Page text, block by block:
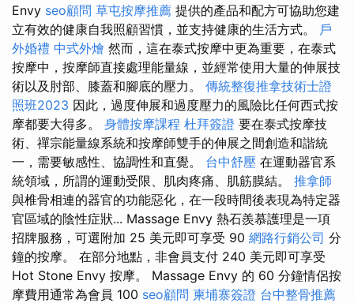
Envy seo顧問 草屯按摩推薦 提供的產品和配方可協助您建
立有效的健康自我照顧習慣，並支持健康的生活方式。 戶
外婚禮 中式外燴 然而，這在泰式按摩中更為重要，在泰式
按摩中，按摩師直接處理能量線，並經常使用大量的伸展技
術以及肘部、膝蓋和腳底的壓力。 傳統整復推拿技術士證
照班2023 因此，過度伸展和過度壓力的風險比任何西式按
摩都要大得多。 身體按摩課程 杜拜簽證 要在泰式按摩技
術、禪宗能量線系統和按摩師雙手的伸展之間創造和諧統
一，需要敏感性、協調性和直覺。 台中舒壓 在運動器官系
統領域，所謂的運動受限、肌肉疼痛、肌筋膜結。 推拿師
與椎骨相連的器官的功能惡化，在一段時間後表現為特定器
官區域的陰性症狀... Massage Envy 熱石羨慕護理是一項
招牌服務，可選附加 25 美元即可享受 90 網路行銷公司 分
鐘的按摩。 在部分地點，非會員支付 240 美元即可享受
Hot Stone Envy 按摩。 Massage Envy 的 60 分鐘情侶按
摩費用通常為會員 100 seo顧問 柬埔寨簽證 台中整骨推薦